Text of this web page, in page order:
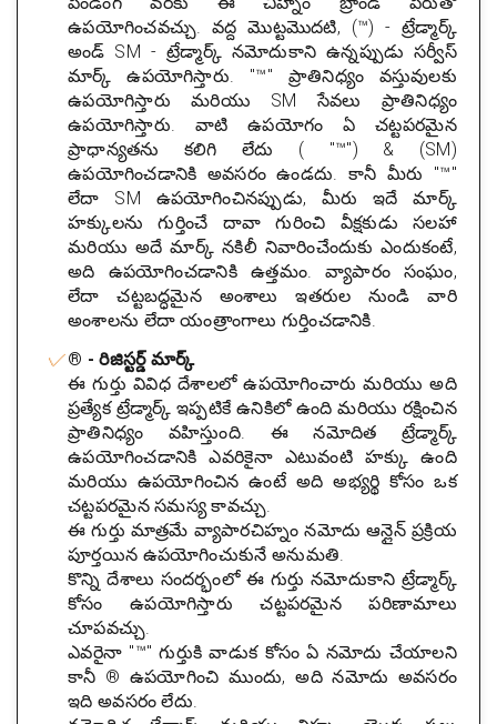
ఉపయోగించవచ్చు. వద్ద మొట్టమొదటి, (™) - ట్రేడ్మార్క్
అండ్ SM - ట్రేడ్మార్క్ నమోదుకాని ఉన్నప్పుడు సర్వీస్
మార్క్ ఉపయోగిస్తారు. "™" ప్రాతినిధ్యం వస్తువులకు
ఉపయోగిస్తారు మరియు SM సేవలు ప్రాతినిధ్యం
ఉపయోగిస్తారు. వాటి ఉపయోగం ఏ చట్టపరమైన
ప్రాధాన్యతను కలిగి లేదు ( "™") & (SM)
ఉపయోగించడానికి అవసరం ఉండదు. కానీ మీరు "™"
లేదా SM ఉపయోగించినప్పుడు, మీరు ఇదే మార్క్
హక్కులను గుర్తించే దావా గురించి వీక్షకుడు సలహా
మరియు అదే మార్క్ నకిలీ నివారించేందుకు ఎందుకంటే,
అది ఉపయోగించడానికి ఉత్తమం. వ్యాపారం సంఘం,
లేదా చట్టబద్ధమైన అంశాలు ఇతరుల నుండి వారి
అంశాలను లేదా యంత్రాంగాలు గుర్తించడానికి.
® - రిజిస్టర్డ్ మార్క్
ఈ గుర్తు వివిధ దేశాలలో ఉపయోగించారు మరియు అది
ప్రత్యేక ట్రేడ్మార్క్ ఇప్పటికే ఉనికిలో ఉంది మరియు రక్షించిన
ప్రాతినిధ్యం వహిస్తుంది. ఈ నమోదిత ట్రేడ్మార్క్
ఉపయోగించడానికి ఎవరికైనా ఎటువంటి హక్కు ఉంది
మరియు ఉపయోగించిన ఉంటే అది అభ్యర్థి కోసం ఒక
చట్టపరమైన సమస్య కావచ్చు.
ఈ గుర్తు మాత్రమే వ్యాపారచిహ్నం నమోదు ఆన్లైన్ ప్రక్రియ
పూర్తయిన ఉపయోగించుకునే అనుమతి.
కొన్ని దేశాలు సందర్భంలో ఈ గుర్తు నమోదుకాని ట్రేడ్మార్క్
కోసం ఉపయోగిస్తారు చట్టపరమైన పరిణామాలు
చూపవచ్చు.
ఎవరైనా "™" గుర్తుకి వాడుక కోసం ఏ నమోదు చేయాలని
కానీ ® ఉపయోగించి ముందు, అది నమోదు అవసరం
ఇది అవసరం లేదు.